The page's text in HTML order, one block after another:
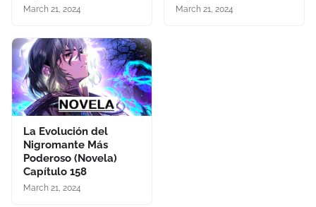
March 21, 2024 March 21, 2024
La Evolución del
Nigromante Más
Poderoso (Novela)
Capítulo 158
March 21, 2024